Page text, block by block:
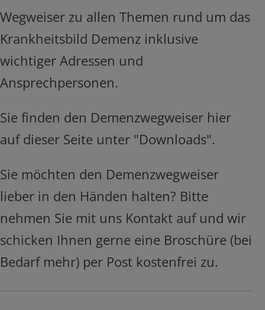
Wegweiser zu allen Themen rund um das
Krankheitsbild Demenz inklusive
wichtiger Adressen und
Ansprechpersonen.
Sie finden den Demenzwegweiser hier
auf dieser Seite unter "Downloads".
Sie möchten den Demenzwegweiser
lieber in den Händen halten? Bitte
nehmen Sie mit uns Kontakt auf und wir
schicken Ihnen gerne eine Broschüre (bei
Bedarf mehr) per Post kostenfrei zu.